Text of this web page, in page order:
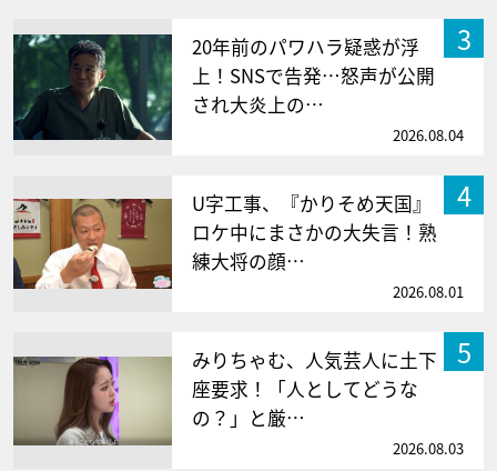
3
20年前のパワハラ疑惑が浮
上！SNSで告発…怒声が公開
され大炎上の…
2026.08.04
4
U字工事、『かりそめ天国』
ロケ中にまさかの大失言！熟
練大将の顔…
2026.08.01
5
みりちゃむ、人気芸人に土下
座要求！「人としてどうな
の？」と厳…
2026.08.03